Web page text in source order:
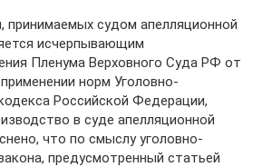
принимаемых судом апелляционной
исчерпывающим
Пленума Верховного Суда РФ от
норм Уголовно-
Российской Федерации,
в суде апелляционной
что по смыслу уголовно-
предусмотренный статьей